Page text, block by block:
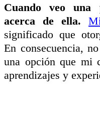
Cuando veo una
acerca de ella.
significado que
En consecuencia,
una opción que mi
aprendizajes y